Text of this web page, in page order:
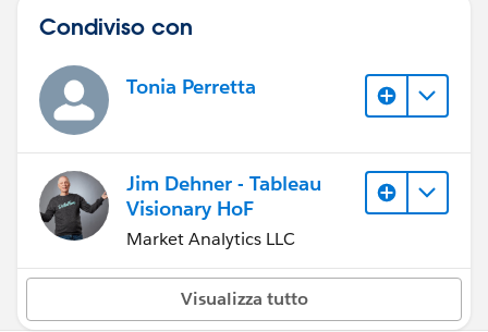
Condiviso con
Tonia Perretta
Jim Dehner - Tableau
Visionary HoF
Market Analytics LLC
Visualizza tutto